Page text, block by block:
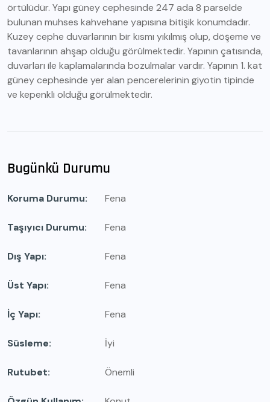
örtülüdür. Yapı güney cephesinde 247 ada 8 parselde
bulunan muhses kahvehane yapısına bitişik konumdadır.
Kuzey cephe duvarlarının bir kısmı yıkılmış olup, döşeme ve
tavanlarının ahşap olduğu görülmektedir. Yapının çatısında,
duvarları ile kaplamalarında bozulmalar vardır. Yapının 1. kat
güney cephesinde yer alan pencerelerinin giyotin tipinde
ve kepenkli olduğu görülmektedir.
Bugünkü Durumu
Koruma Durumu Fena
Taşıyıcı Durumu Fena
Dış Yapı Fena
Üst Yapı Fena
İç Yapı Fena
Süsleme İyi
Rutubet Önemli